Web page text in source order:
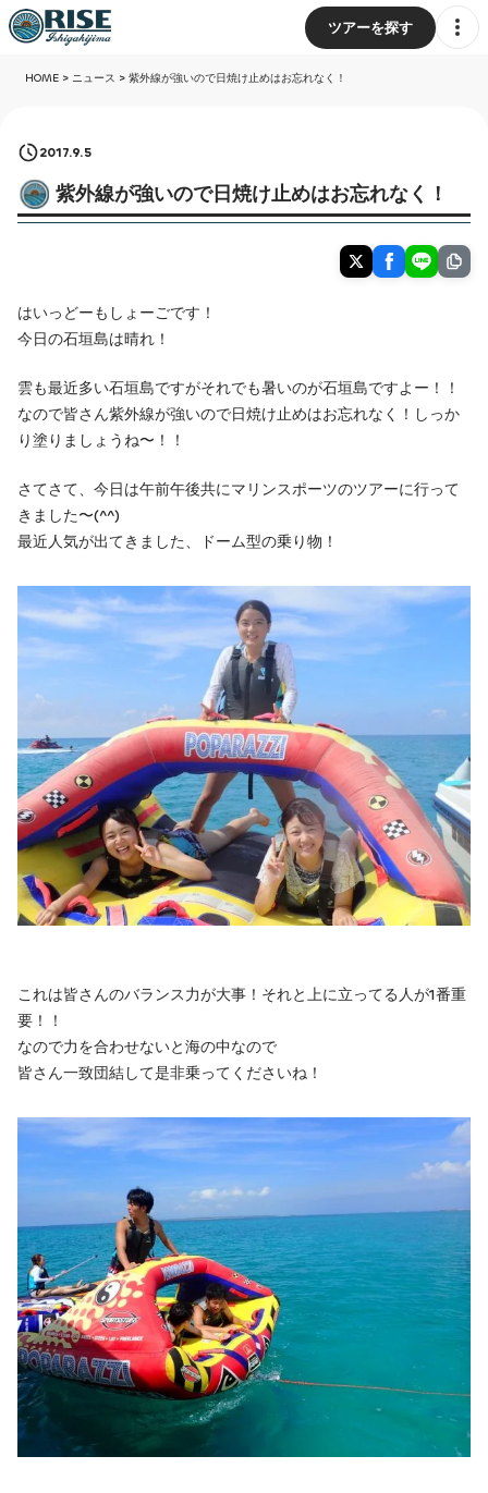
ツアーを探す
HOME> ニュース > 紫外線が強いので日焼け止めはお忘れなく！
2017.9.5
紫外線が強いので日焼け止めはお忘れなく！
はいっどーもしょーごです！
今日の石垣島は晴れ！
雲も最近多い石垣島ですがそれでも暑いのが石垣島ですよー！！
なので皆さん紫外線が強いので日焼け止めはお忘れなく！しっか
り塗りましょうね〜！！
さてさて、今日は午前午後共にマリンスポーツのツアーに行って
きました〜(^^)
最近人気が出てきました、ドーム型の乗り物！
これは皆さんのバランス力が大事！それと上に立ってる人が1番重
要！！
なので力を合わせないと海の中なので
皆さん一致団結して是非乗ってくださいね！